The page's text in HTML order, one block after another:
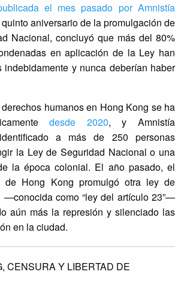
el mes pasado por Amnistía
quinto aniversario de la promulgación de
Nacional, concluyó que más del 80%
en aplicación de la Ley han
indebidamente y nunca deberían haber
humanos en Hong Kong se ha
desde 2020, y Amnistía
a más de 250 personas
la Ley de Seguridad Nacional o una
la época colonial. El año pasado, el
de Hong Kong promulgó otra ley de
—conocida como “ley del artículo 23”—
aún más la represión y silenciado las
en la ciudad.
CENSURA Y LIBERTAD DE